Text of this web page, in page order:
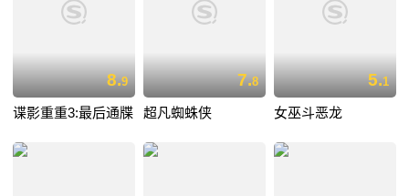
8.9
谍影重重3:最后通牒
7.8
超凡蜘蛛侠
5.1
女巫斗恶龙